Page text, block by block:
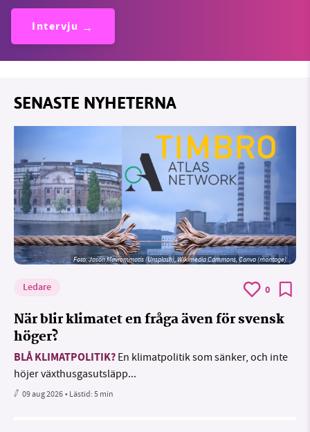
Intervju
SENASTE NYHETERNA
Foto: Jason Mavrommatis (Unsplash), Wikimedia Commons, Canva (montage)
Ledare 0
När blir klimatet en fråga även för svensk
höger?
BLÅ KLIMATPOLITIK? En klimatpolitik som sänker, och inte
höjer växthusgasutsläpp...
09 aug 2026• Lästid:5 min